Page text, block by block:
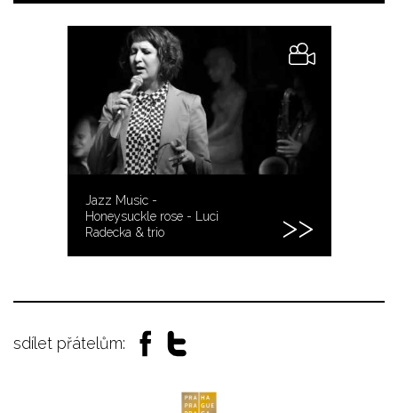
Jazz Music -
Honeysuckle rose - Luci
Radecka & trio
sdílet přátelům: